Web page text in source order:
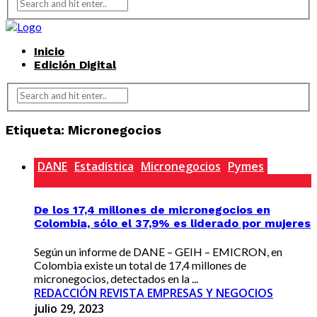
Inicio
Edición Digital
Etiqueta: Micronegocios
DANE Estadística Micronegocios Pymes
De los 17,4 millones de micronegocios en
Colombia, sólo el 37,9% es liderado por mujeres
Según un informe de DANE – GEIH – EMICRON, en
Colombia existe un total de 17,4 millones de
micronegocios, detectados en la ...
REDACCIÓN REVISTA EMPRESAS Y NEGOCIOS
julio 29, 2023